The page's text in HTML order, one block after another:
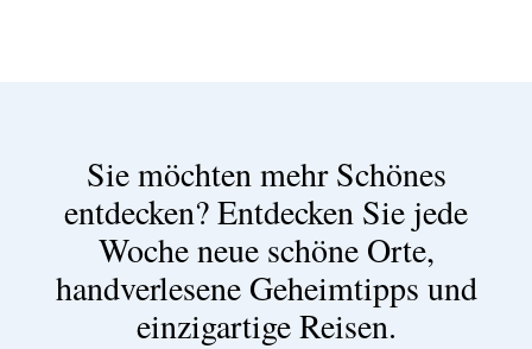
Sie möchten mehr Schönes
entdecken?Entdecken Sie jede
Woche neue schöne Orte,
handverlesene Geheimtipps und
einzigartige Reisen.